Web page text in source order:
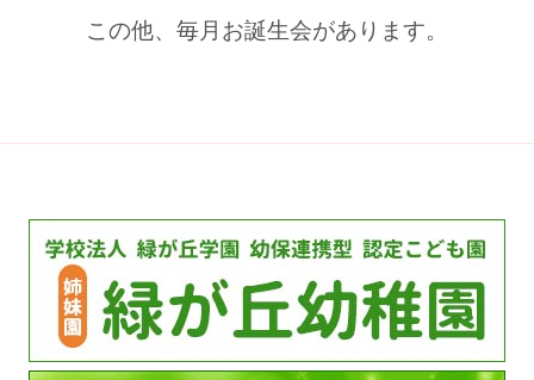
この他、毎月お誕生会があります。